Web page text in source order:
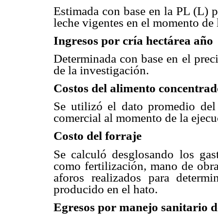
Estimada con base en la PL (L)
leche vigentes en el momento
Ingresos por cría hectárea año
Determinada con base en el
de la investigación.
Costos del alimento
Se utilizó el dato promedio
comercial al momento de la
Costo del forraje
Se calculó desglosando los
como fertilización, mano de
aforos realizados para
producido en el hato.
Egresos por manejo sanitario